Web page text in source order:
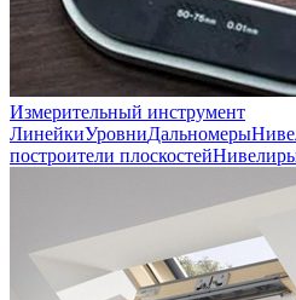
Измерительный инструмент
ЛинейкиУровниДальномеры
построители плоскостей